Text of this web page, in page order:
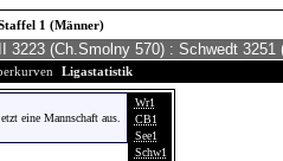
1 (Männer)
Ligastatistik
eine Mannschaft aus.
Wr1
CB1
See1
Schw1